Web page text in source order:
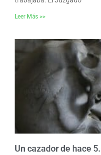
Leer Más >>
Un cazador de hace